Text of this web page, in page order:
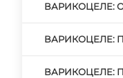
ВАРИКОЦЕЛЕ:
ВАРИКОЦЕЛЕ:
ВАРИКОЦЕЛЕ: